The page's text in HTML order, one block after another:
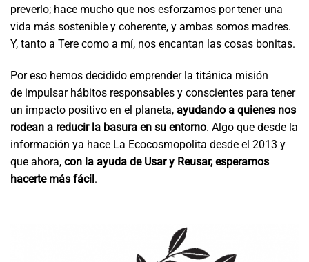
preverlo; hace mucho que nos esforzamos por tener una
vida más sostenible y coherente, y ambas somos madres.
Y, tanto a Tere como a mí, nos encantan las cosas bonitas.
Por eso hemos decidido emprender la titánica misión
de impulsar hábitos responsables y conscientes para tener
un impacto positivo en el planeta, ayudando a quienes nos
rodean a reducir la basura en su entorno. Algo que desde la
información ya hace La Ecocosmopolita desde el 2013 y
que ahora, con la ayuda de Usar y Reusar, esperamos
hacerte más fácil .